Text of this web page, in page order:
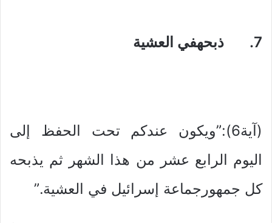
7. ذبحهفي العشية
(آية6):”ويكون عندكم تحت الحفظ إلى
اليوم الرابع عشر من هذا الشهر ثم يذبحه
كل جمهورجماعة إسرائيل في العشية.”